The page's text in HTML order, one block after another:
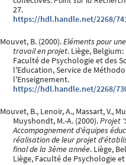
27.
https://hdl.handle.net/2268/
Mouvet, B. (2000).Eléments pour
travail en projet. Liège,
Faculté de Psychologie et des
l'Education, Service de
l'Enseignement.
https://hdl.handle.net/2268/
Mouvet, B., Lenoir, A., Massart, V.,
Muyshondt, M.-A. (2000).Projet
Accompagnement d'équipes
réalisation de leur projet
final de la 3ème année. Liège,
Liège, Faculté de Psychologie